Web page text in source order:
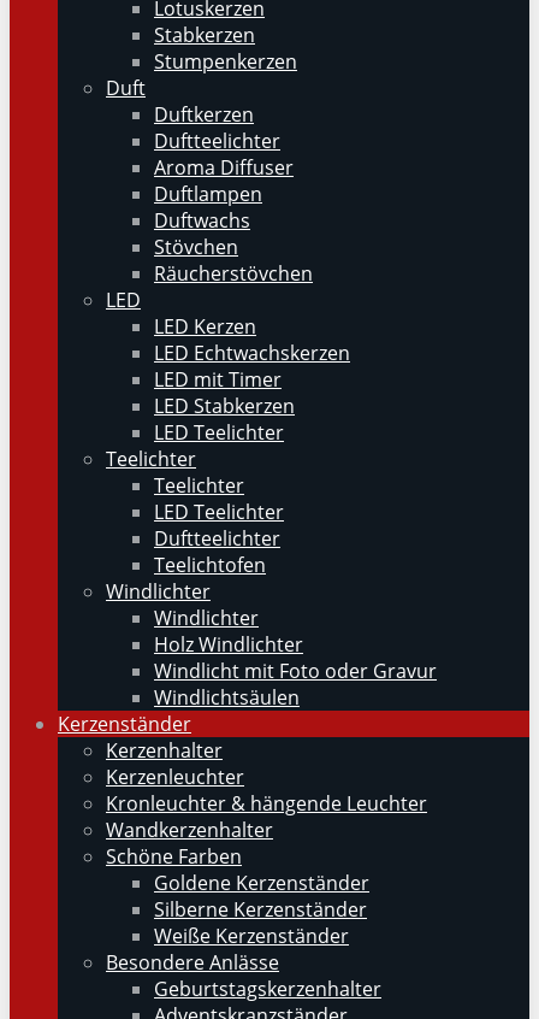
Lotuskerzen
Stabkerzen
Stumpenkerzen
Duft
Duftkerzen
Duftteelichter
Aroma Diffuser
Duftlampen
Duftwachs
Stövchen
Räucherstövchen
LED
LED Kerzen
LED Echtwachskerzen
LED mit Timer
LED Stabkerzen
LED Teelichter
Teelichter
Teelichter
LED Teelichter
Duftteelichter
Teelichtofen
Windlichter
Windlichter
Holz Windlichter
Windlicht mit Foto oder Gravur
Windlichtsäulen
Kerzenständer
Kerzenhalter
Kerzenleuchter
Kronleuchter & hängende Leuchter
Wandkerzenhalter
Schöne Farben
Goldene Kerzenständer
Silberne Kerzenständer
Weiße Kerzenständer
Besondere Anlässe
Geburtstagskerzenhalter